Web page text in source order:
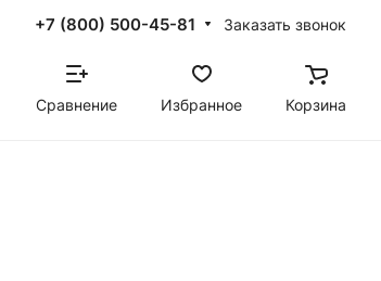
+7 (800) 500-45-81 Заказать звонок
Сравнение Избранное Корзина